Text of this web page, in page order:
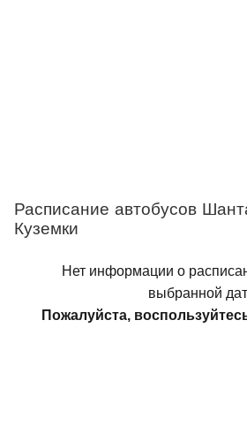
Расписание автобусов
Куземки
Нет информации о
выбранной
Пожалуйста,